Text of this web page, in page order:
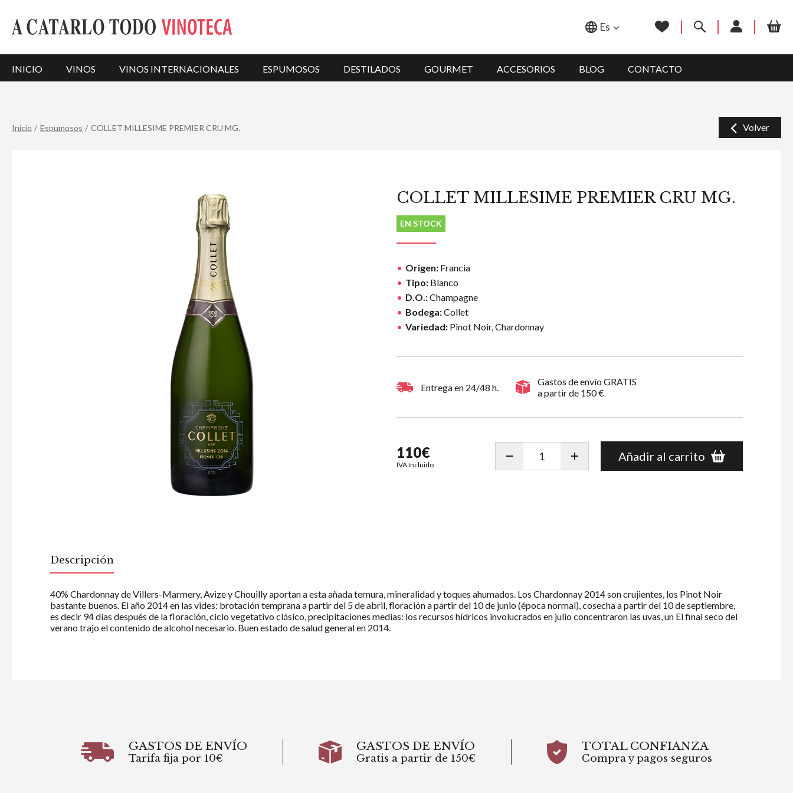
Es
INICIO VINOS VINOS INTERNACIONALES ESPUMOSOS DESTILADOS GOURMET ACCESORIOS BLOG CONTACTO
Inicio Espumosos COLLET MILLESIME PREMIER CRU MG. Volver
COLLET MILLESIME PREMIER CRU MG.
EN STOCK
Origen: Francia
Tipo: Blanco
D.O.:Champagne
Bodega:Collet
Variedad: Pinot Noir, Chardonnay
Entrega en 24/48 h.
Gastos de envío GRATIS
a partir de 150 €
110€
IVA Incluido
Añadir al carrito
Descripción
40% Chardonnay de Villers-Marmery, Avize y Chouilly aportan a esta añada ternura, mineralidad y toques ahumados. Los Chardonnay 2014 son crujientes, los Pinot Noir
bastante buenos. El año 2014 en las vides: brotación temprana a partir del 5 de abril, floración a partir del 10 de junio (época normal), cosecha a partir del 10 de septiembre,
es decir 94 días después de la floración, ciclo vegetativo clásico, precipitaciones medias: los recursos hídricos involucrados en julio concentraron las uvas, un El final seco del
verano trajo el contenido de alcohol necesario. Buen estado de salud general en 2014.
GASTOS DE ENVÍO
Tarifa fija por 10€
GASTOS DE ENVÍO
Gratis a partir de 150€
TOTAL CONFIANZA
Compra y pagos seguros